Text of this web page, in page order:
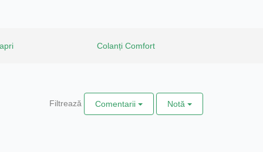
Colanți Comfort
Filtrează Comentarii Notă